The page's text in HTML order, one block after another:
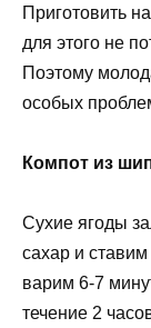
Приготовить
для этого не
Поэтому
особых
Компот из
Сухие ягоды
сахар и
варим 6-7
течение 2